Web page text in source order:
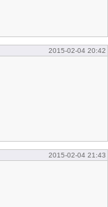
2015-02-04 20:42
2015-02-04 21:43